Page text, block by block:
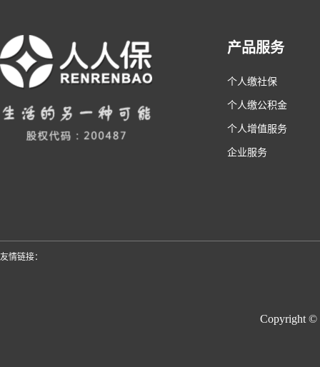
产品服务
个人缴社保
个人缴公积金
个人增值服务
企业服务
友情链接：
Copyright ©